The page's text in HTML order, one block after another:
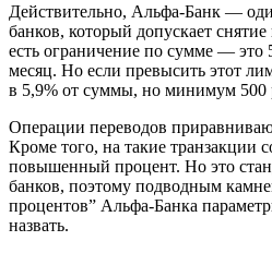
Действительно, Альфа-Банк —
банков, который допускает
есть ограничение по сумме — это
месяц. Но если превысить этот
в 5,9% от суммы, но минимум 500
Операции переводов
Кроме того, на такие транзакции
повышенный процент. Но это
банков, поэтому подводным
процентов” Альфа-Банка
назвать.